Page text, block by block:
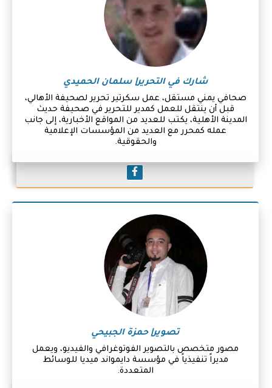
شارك في التحرير| سلمان الحميدي
صحافي يمني مستقل، عمل سكرتير تحرير لصحيفة الأهالي،
قبل أن ينتقل للعمل كمدير للتحرير في صحيفة حديث
المدينة الأهلية، يكتب للعديد من المواقع الأخبارية، إلى جانب
عمله كمحرر مع العديد من المؤسسات الإعلامية
والحقوقية.
تصوير| حمزة الجبيحي
مصور متخصص بالتصوير الفوتوغرافي والفيديو، ويعمل
مديراً تنفيذياً في مؤسسة دايمواند ميديا للوسائط
المتعددة.